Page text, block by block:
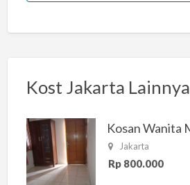
Kost Jakarta Lainnya
Jakarta
Rp 800.000